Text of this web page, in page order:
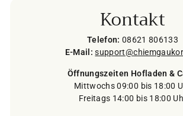
Kontakt
Telefon: 08621 806133
E-Mail:
Öffnungszeiten Hofladen &
Mittwochs 09:00 bis 18:00
Freitags 14:00 bis 18:00